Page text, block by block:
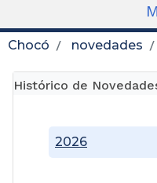
Chocó novedades
Histórico de
2026